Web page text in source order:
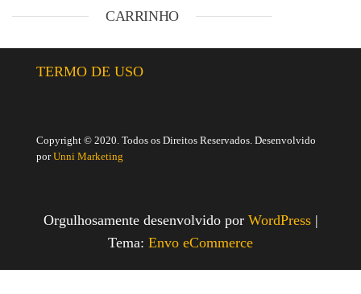
CARRINHO
TERMO DE USO
Copyright © 2020. Todos os Direitos Reservados. Desenvolvido
porUnni Marketing
Orgulhosamente desenvolvido por WordPress |
Tema: Envo eCommerce